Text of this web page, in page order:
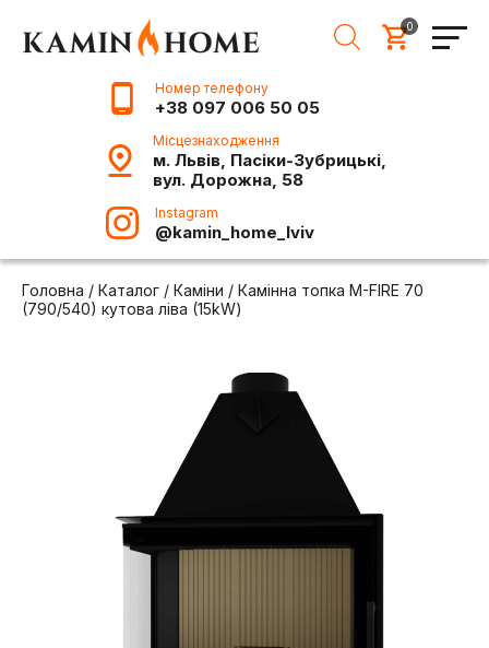
0
Номер телефону
+38 097 006 50 05
Місцезнаходження
м. Львів, Пасіки-Зубрицькі,
вул. Дорожна, 58
Instagram
@kamin_home_lviv
Головна / Каталог / Каміни / Камінна топка M-FIRE 70
(790/540) кутова ліва (15kW)